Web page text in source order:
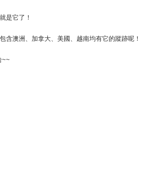
是它了！
澳洲、加拿大、美國、越南均有它的蹤跡呢！
~~